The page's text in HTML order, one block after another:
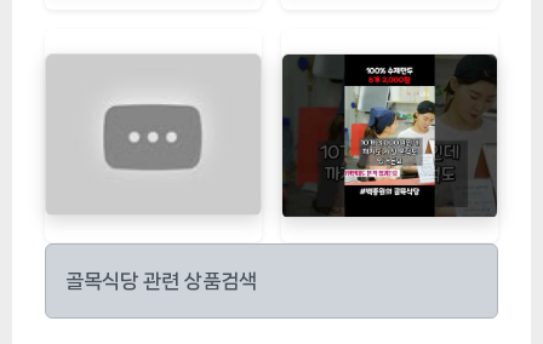
골목식당 관련 상품검색